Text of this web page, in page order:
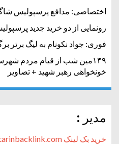
اختصاصی: مدافع پرسپولیس
رونمایی از دو خرید جدید
فوری: جواد نکونام به لیگ برتر
۱۴۹مین شب از قیام مردم
خونخواهی رهبر شهید + تصاویر
مدیر :
خرید بک لینک behtarinbacklink.com